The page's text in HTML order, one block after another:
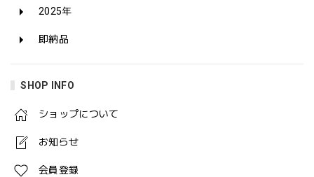
2025年
即納品
SHOP INFO
ショップについて
お知らせ
会員登録